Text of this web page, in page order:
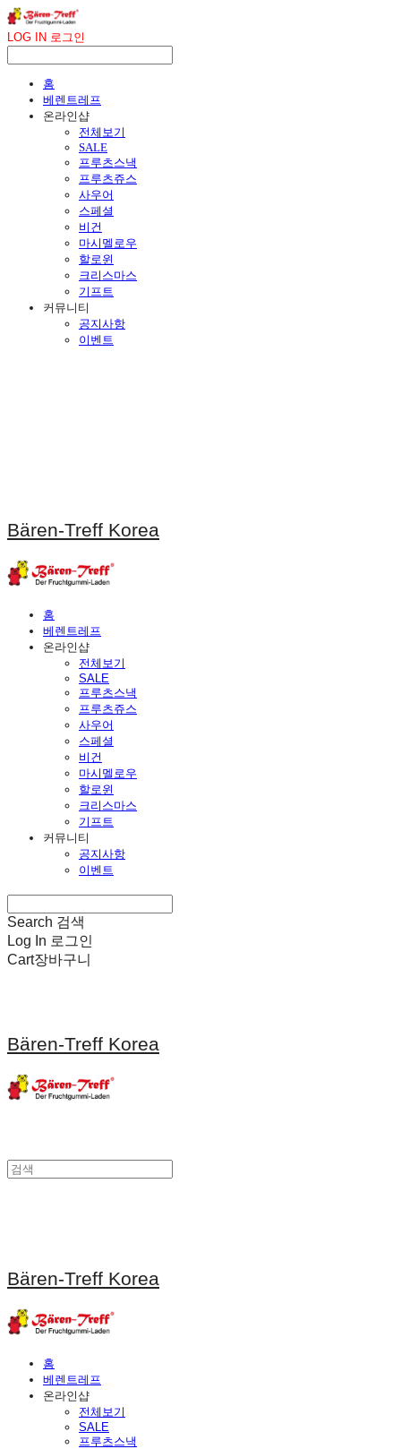
LOG IN 로그인
홈
베렌트레프
온라인샵
전체보기
SALE
프루츠스낵
프루츠쥬스
사우어
스페셜
비건
마시멜로우
할로윈
크리스마스
기프트
커뮤니티
공지사항
이벤트
Bären-Treff Korea
홈
베렌트레프
온라인샵
전체보기
SALE
프루츠스낵
프루츠쥬스
사우어
스페셜
비건
마시멜로우
할로윈
크리스마스
기프트
커뮤니티
공지사항
이벤트
Search 검색
Log In 로그인
Cart장바구니
Bären-Treff Korea
Bären-Treff Korea
홈
베렌트레프
온라인샵
전체보기
SALE
프루츠스낵